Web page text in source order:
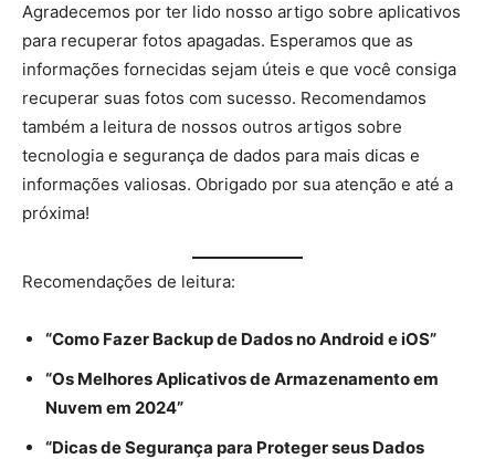
Agradecemos por ter lido nosso artigo sobre aplicativos
para recuperar fotos apagadas. Esperamos que as
informações fornecidas sejam úteis e que você consiga
recuperar suas fotos com sucesso. Recomendamos
também a leitura de nossos outros artigos sobre
tecnologia e segurança de dados para mais dicas e
informações valiosas. Obrigado por sua atenção e até a
próxima!
Recomendações de leitura:
“Como Fazer Backup de Dados no Android e iOS”
“Os Melhores Aplicativos de Armazenamento em
Nuvem em 2024”
“Dicas de Segurança para Proteger seus Dados